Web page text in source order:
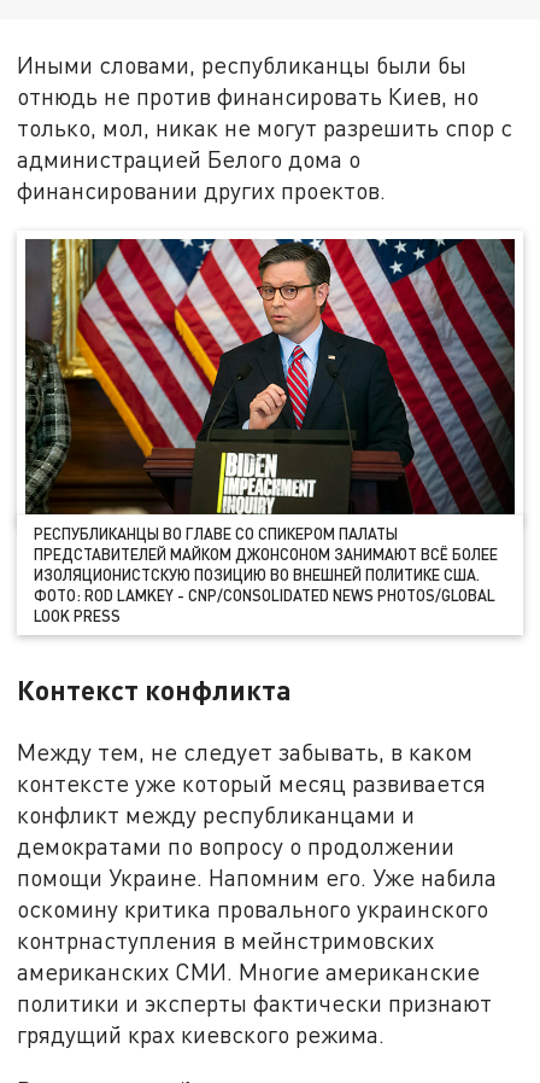
Иными словами, республиканцы были бы
отнюдь не против финансировать Киев, но
только, мол, никак не могут разрешить спор с
администрацией Белого дома о
финансировании других проектов.
РЕСПУБЛИКАНЦЫ ВО ГЛАВЕ СО СПИКЕРОМ ПАЛАТЫ
ПРЕДСТАВИТЕЛЕЙ МАЙКОМ ДЖОНСОНОМ ЗАНИМАЮТ ВСЁ БОЛЕЕ
ИЗОЛЯЦИОНИСТСКУЮ ПОЗИЦИЮ ВО ВНЕШНЕЙ ПОЛИТИКЕ США.
ФОТО: ROD LAMKEY - CNP/CONSOLIDATED NEWS PHOTOS/GLOBAL
LOOK PRESS
Контекст конфликта
Между тем, не следует забывать, в каком
контексте уже который месяц развивается
конфликт между республиканцами и
демократами по вопросу о продолжении
помощи Украине. Напомним его. Уже набила
оскомину критика провального украинского
контрнаступления в мейнстримовских
американских СМИ. Многие американские
политики и эксперты фактически признают
грядущий крах киевского режима.